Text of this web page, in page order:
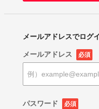
メールアドレスでログ
メールアドレス 必須
パスワード 必須